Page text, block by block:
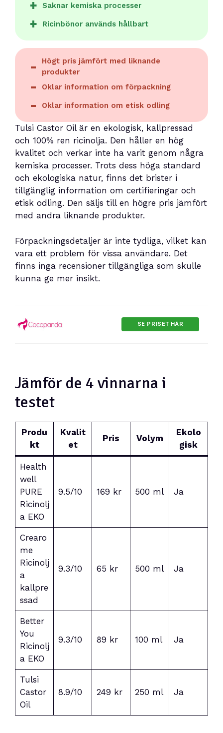
Saknar kemiska processer
Ricinbönor används hållbart
Högt pris jämfört med liknande
produkter
Oklar information om förpackning
Oklar information om etisk odling
Tulsi Castor Oil är en ekologisk, kallpressad
och 100% ren ricinolja. Den håller en hög
kvalitet och verkar inte ha varit genom några
kemiska processer. Trots dess höga standard
och ekologiska natur, finns det brister i
tillgänglig information om certifieringar och
etisk odling. Den säljs till en högre pris jämfört
med andra liknande produkter.
Förpackningsdetaljer är inte tydliga, vilket kan
vara ett problem för vissa användare. Det
finns inga recensioner tillgängliga som skulle
kunna ge mer insikt.
SE PRISET HÄR
Jämför de 4 vinnarna i
testet
Produ
kt
Kvalit
et
Pris Volym
Ekolo
gisk
Health
well
PURE
Ricinolj
a EKO
9.5/10 169 kr 500 ml Ja
Crearo
me
Ricinolj
a
kallpre
ssad
9.3/10 65 kr 500 ml Ja
Better
You
Ricinolj
a EKO
9.3/10 89 kr 100 ml Ja
Tulsi
Castor
Oil
8.9/10 249 kr 250 ml Ja